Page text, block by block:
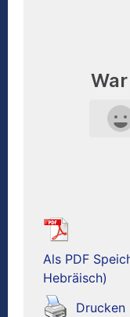
Als PDF
Hebräisch)
Drucken